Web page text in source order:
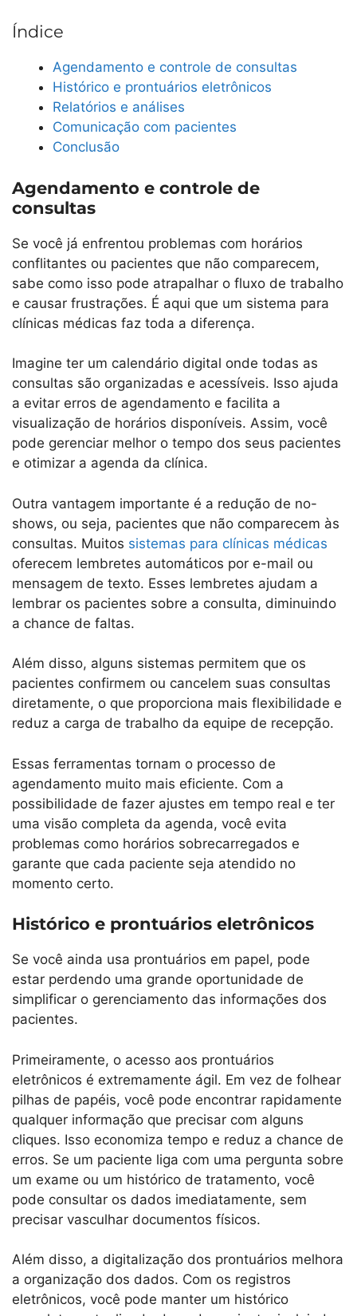
Índice
Agendamento e controle de consultas
Histórico e prontuários eletrônicos
Relatórios e análises
Comunicação com pacientes
Conclusão
Agendamento e controle de
consultas
Se você já enfrentou problemas com horários
conflitantes ou pacientes que não comparecem,
sabe como isso pode atrapalhar o fluxo de trabalho
e causar frustrações. É aqui que um sistema para
clínicas médicas faz toda a diferença.
Imagine ter um calendário digital onde todas as
consultas são organizadas e acessíveis. Isso ajuda
a evitar erros de agendamento e facilita a
visualização de horários disponíveis. Assim, você
pode gerenciar melhor o tempo dos seus pacientes
e otimizar a agenda da clínica.
Outra vantagem importante é a redução de no-
shows, ou seja, pacientes que não comparecem às
consultas. Muitos sistemas para clínicas médicas
oferecem lembretes automáticos por e-mail ou
mensagem de texto. Esses lembretes ajudam a
lembrar os pacientes sobre a consulta, diminuindo
a chance de faltas.
Além disso, alguns sistemas permitem que os
pacientes confirmem ou cancelem suas consultas
diretamente, o que proporciona mais flexibilidade e
reduz a carga de trabalho da equipe de recepção.
Essas ferramentas tornam o processo de
agendamento muito mais eficiente. Com a
possibilidade de fazer ajustes em tempo real e ter
uma visão completa da agenda, você evita
problemas como horários sobrecarregados e
garante que cada paciente seja atendido no
momento certo.
Histórico e prontuários eletrônicos
Se você ainda usa prontuários em papel, pode
estar perdendo uma grande oportunidade de
simplificar o gerenciamento das informações dos
pacientes.
Primeiramente, o acesso aos prontuários
eletrônicos é extremamente ágil. Em vez de folhear
pilhas de papéis, você pode encontrar rapidamente
qualquer informação que precisar com alguns
cliques. Isso economiza tempo e reduz a chance de
erros. Se um paciente liga com uma pergunta sobre
um exame ou um histórico de tratamento, você
pode consultar os dados imediatamente, sem
precisar vasculhar documentos físicos.
Além disso, a digitalização dos prontuários melhora
a organização dos dados. Com os registros
eletrônicos, você pode manter um histórico